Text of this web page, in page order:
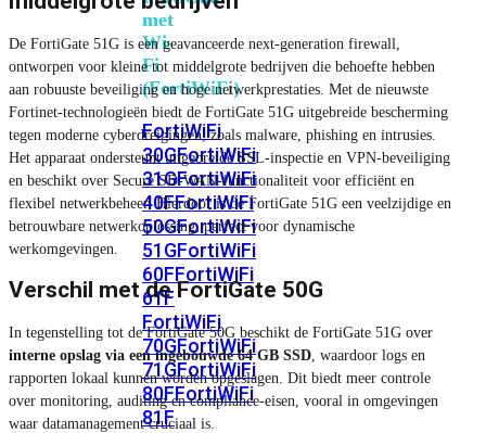
met
Wi-
Fi
(FortiWiFi)
FortiWiFi
30GFortiWiFi
31GFortiWiFi
40FFortiWiFi
50GFortiWiFi
51GFortiWiFi
60FFortiWiFi
61F
FortiWiFi
70GFortiWiFi
71GFortiWiFi
80FFortiWiFi
81F
De FortiGate 51G is een geavanceerde next-generation firewall,
ontworpen voor kleine tot middelgrote bedrijven die behoefte hebben
aan robuuste beveiliging en hoge netwerkprestaties. Met de nieuwste
Fortinet-technologieën biedt de FortiGate 51G uitgebreide bescherming
tegen moderne cyberdreigingen, zoals malware, phishing en intrusies.
Het apparaat ondersteunt uitgebreide SSL-inspectie en VPN-beveiliging
en beschikt over Secure SD-WAN-functionaliteit voor efficiënt en
flexibel netwerkbeheer. Hierdoor is de FortiGate 51G een veelzijdige en
betrouwbare netwerkoplossing, perfect voor dynamische
werkomgevingen.
Verschil met de FortiGate 50G
In tegenstelling tot de FortiGate 50G beschikt de FortiGate 51G over
interne opslag via een ingebouwde 64 GB SSD , waardoor logs en
rapporten lokaal kunnen worden opgeslagen. Dit biedt meer controle
over monitoring, auditing en compliance-eisen, vooral in omgevingen
waar datamanagement cruciaal is.